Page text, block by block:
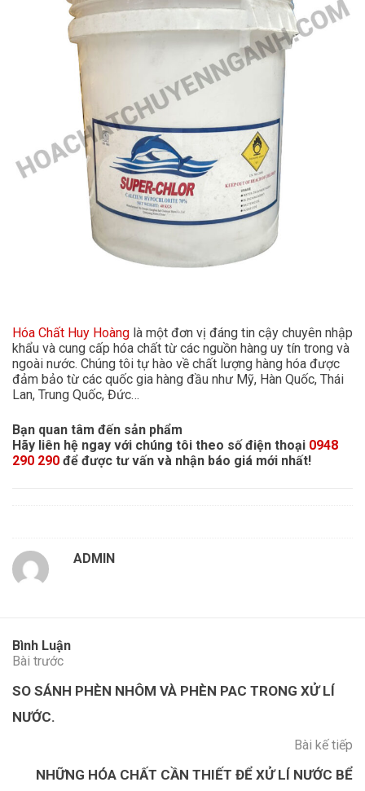
Hóa Chất Huy Hoàng là một đơn vị đáng tin cậy chuyên nhập
khẩu và cung cấp hóa chất từ các nguồn hàng uy tín trong và
ngoài nước. Chúng tôi tự hào về chất lượng hàng hóa được
đảm bảo từ các quốc gia hàng đầu như Mỹ, Hàn Quốc, Thái
Lan, Trung Quốc, Đức…
Bạn quan tâm đến sản phẩm
Hãy liên hệ ngay với chúng tôi theo số điện thoại 0948
290 290 để được tư vấn và nhận báo giá mới nhất!
ADMIN
Bình Luận
Bài trước
SO SÁNH PHÈN NHÔM VÀ PHÈN PAC TRONG XỬ LÍ
NƯỚC.
Bài kế tiếp
NHỮNG HÓA CHẤT CẦN THIẾT ĐỂ XỬ LÍ NƯỚC BỂ